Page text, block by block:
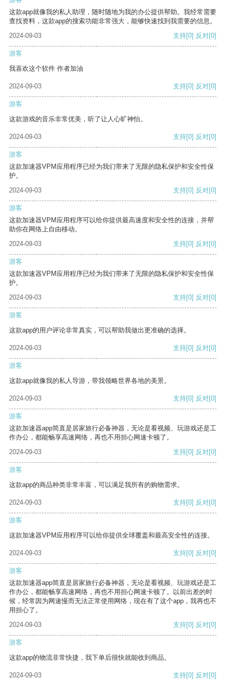
这款app就像我的私人助理，随时随地为我的办公提供帮助。我经常需要
查找资料，这款app的搜索功能非常强大，能够快速找到我需要的信息。
2024-09-03
支持[0] 反对[0]
游客
我喜欢这个软件 作者加油
2024-09-03 支持[0] 反对[0]
游客
这款游戏的音乐非常优美，听了让人心旷神怡。
2024-09-03 支持[0] 反对[0]
游客
这款加速器VPM应用程序已经为我们带来了无限的隐私保护和安全性保
护。
2024-09-03
支持[0] 反对[0]
游客
这款加速器VPM应用程序可以给你提供最高速度和安全性的连接，并帮
助你在网络上自由移动。
2024-09-03
支持[0] 反对[0]
游客
这款加速器VPM应用程序已经为我们带来了无限的隐私保护和安全性保
护。
2024-09-03
支持[0] 反对[0]
游客
这款app的用户评论非常真实，可以帮助我做出更准确的选择。
2024-09-03 支持[0] 反对[0]
游客
这款app就像我的私人导游，带我领略世界各地的美景。
2024-09-03 支持[0] 反对[0]
游客
这款加速器app简直是居家旅行必备神器，无论是看视频、玩游戏还是工
作办公，都能畅享高速网络，再也不用担心网速卡顿了。
2024-09-03
支持[0] 反对[0]
游客
这款app的商品种类非常丰富，可以满足我所有的购物需求。
2024-09-03 支持[0] 反对[0]
游客
这款加速器VPM应用程序可以给你提供全球覆盖和最高安全性的连接。
2024-09-03 支持[0] 反对[0]
游客
这款加速器app简直是居家旅行必备神器，无论是看视频、玩游戏还是工
作办公，都能畅享高速网络，再也不用担心网速卡顿了。以前出差的时
候，经常因为网速慢而无法正常使用网络，现在有了这个app，我再也不
用担心了。
2024-09-03
支持[0] 反对[0]
游客
这款app的物流非常快捷，我下单后很快就能收到商品。
2024-09-03 支持[0] 反对[0]